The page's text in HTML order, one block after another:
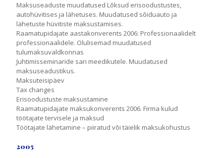
Maksuseaduste muudatused Lõksud erisoodustustes,
autohüvitises ja lähetuses. Muudatused sõiduauto ja
lähetuste hüvitiste maksustamises.
Raamatupidajate aastakonverents 2006: Professionaalidelt
professionaalidele. Olulisemad muudatused
tulumaksuvaldkonnas
Juhtimisseminaride sari meedikutele. Muudatused
maksuseadustikus.
Maksuteisipäev
Tax changes
Erisoodustuste maksustamine
Raamatupidajate maksukonverents 2006. Firma kulud
töötajate tervisele ja maksud
Töötajate lähetamine – piiratud või täielik maksukohustus
2005